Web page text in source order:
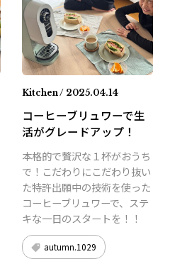
Kitchen / 2025.04.14
コーヒーブリュワーで生
活がグレードアップ！
本格的で贅沢な１杯がおうち
で！こだわりにこだわり抜い
た特許出願中の技術を使った
コーヒーブリュワーで、ステ
キな一日のスタートを！！
autumn.1029